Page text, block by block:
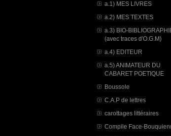
a.1) MES LIVRES
a.2) MES TEXTES
a.3) BIO-
(avec traces d'O.G.M)
a.4) EDITEUR
a.5) ANIMATEUR DU
CABARET POETIQUE
Boussole
C.A.P de lettres
carottages littéraires
Compile Face-